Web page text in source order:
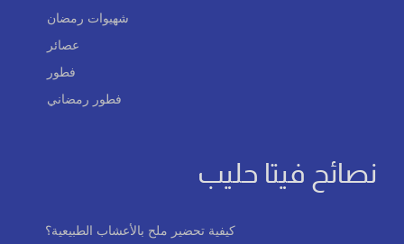
شهيوات رمضان
عصائر
فطور
فطور رمضاني
نصائح فيتا حليب
كيفية تحضير ملح بالأعشاب الطبيعية؟